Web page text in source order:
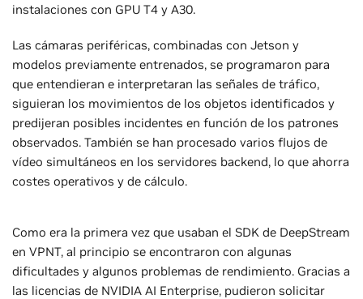
instalaciones con GPU T4 y A30.
Las cámaras periféricas, combinadas con Jetson y
modelos previamente entrenados, se programaron para
que entendieran e interpretaran las señales de tráfico,
siguieran los movimientos de los objetos identificados y
predijeran posibles incidentes en función de los patrones
observados. También se han procesado varios flujos de
vídeo simultáneos en los servidores backend, lo que ahorra
costes operativos y de cálculo.
Como era la primera vez que usaban el SDK de DeepStream
en VPNT, al principio se encontraron con algunas
dificultades y algunos problemas de rendimiento. Gracias a
las licencias de NVIDIA AI Enterprise, pudieron solicitar